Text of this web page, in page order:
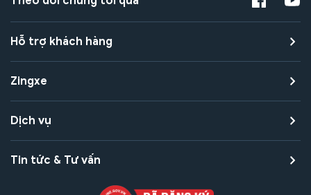
Hỗ trợ khách hàng
Zingxe
Dịch vụ
Tin tức & Tư vấn